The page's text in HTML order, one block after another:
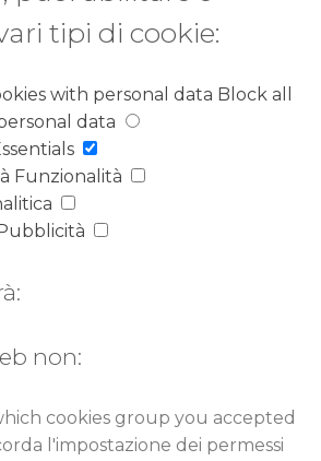
tipi di cookie:
Block all
data
Funzionalità
Pubblicità
non:
cookies group you accepted
l'impostazione dei permessi